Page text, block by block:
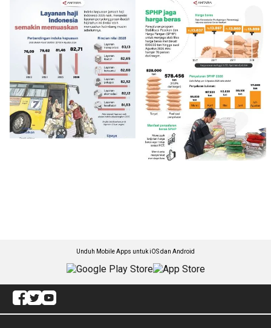
Unduh Mobile Apps untuk iOS dan Android